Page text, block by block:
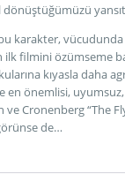
karakter,
ilk filmini özümseme
kıyasla daha
en önemlisi,
Cronenberg “The
de…